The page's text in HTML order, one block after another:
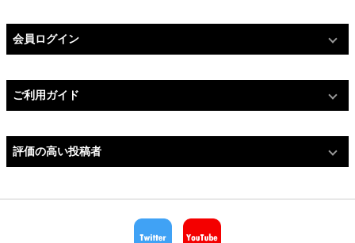
会員ログイン
ご利用ガイド
評価の高い投稿者